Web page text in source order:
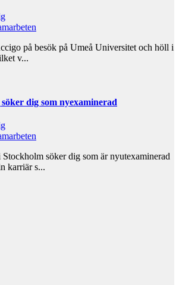
på besök på Umeå Universitet och höll i
v...
dig som nyexaminerad
söker dig som är nyutexaminerad
karriär s...